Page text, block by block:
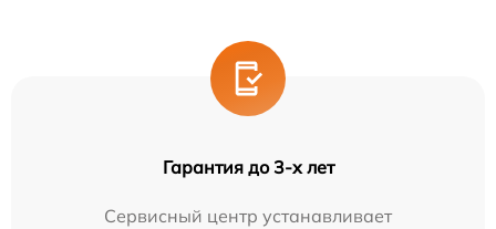
Гарантия до 3-х лет
Сервисный центр устанавливает